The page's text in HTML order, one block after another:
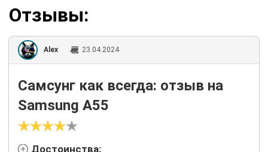
Отзывы:
Alex 23.04.2024
Самсунг как всегда: отзыв на
Samsung A55
Достоинства: